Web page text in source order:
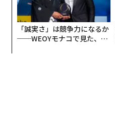
「誠実さ」は競争力になるか
──WEOYモナコで見た、く